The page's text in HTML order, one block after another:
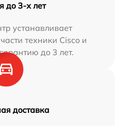
до 3-х лет
устанавливает
техники Cisco и
до 3 лет.
доставка